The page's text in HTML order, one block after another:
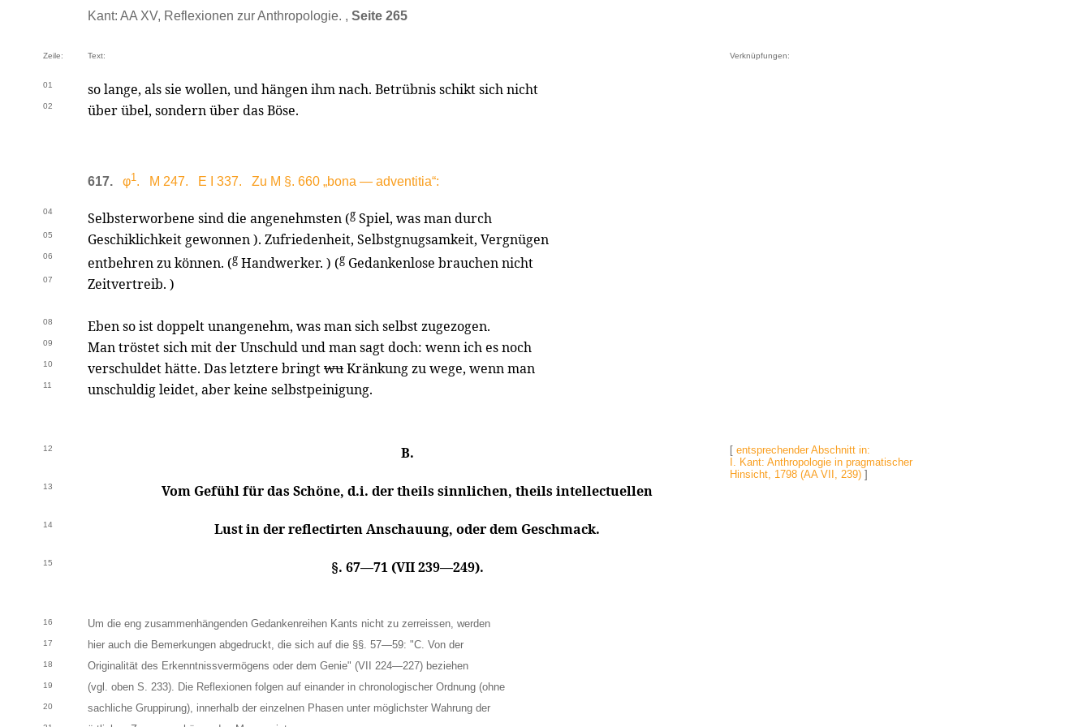
Kant: AA XV, Reflexionen zur Anthropologie. , Seite 265
Zeile: Text: Verknüpfungen:
01 so lange, als sie wollen, und hängen ihm nach. Betrübnis schikt sich nicht
02 über übel, sondern über das Böse.
617. φ1. M 247. E I 337. Zu M §. 660 „bona — adventitia“:
04 Selbsterworbene sind die angenehmsten (g Spiel, was man durch
05 Geschiklichkeit gewonnen ). Zufriedenheit, Selbstgnugsamkeit, Vergnügen
06 entbehren zu können. (g Handwerker. ) (g Gedankenlose brauchen nicht
07 Zeitvertreib. )
08 Eben so ist doppelt unangenehm, was man sich selbst zugezogen.
09 Man tröstet sich mit der Unschuld und man sagt doch: wenn ich es noch
10 verschuldet hätte. Das letztere bringtwuKränkung zu wege, wenn man
11 unschuldig leidet, aber keine selbstpeinigung.
12 B. [ entsprechender Abschnitt in:
I. Kant: Anthropologie in pragmatischer
Hinsicht, 1798 (AA VII, 239) ]
13 Vom Gefühl für das Schöne, d.i. der theils sinnlichen, theils intellectuellen
14 Lust in der reflectirten Anschauung, oder dem Geschmack.
15 §. 67—71 (VII 239—249).
16 Um die eng zusammenhängenden Gedankenreihen Kants nicht zu zerreissen, werden
17 hier auch die Bemerkungen abgedruckt, die sich auf die §§. 57—59: "C. Von der
18 Originalität des Erkenntnissvermögens oder dem Genie" (VII 224—227) beziehen
19 (vgl. oben S. 233). Die Reflexionen folgen auf einander in chronologischer Ordnung (ohne
20 sachliche Gruppirung), innerhalb der einzelnen Phasen unter möglichster Wahrung der